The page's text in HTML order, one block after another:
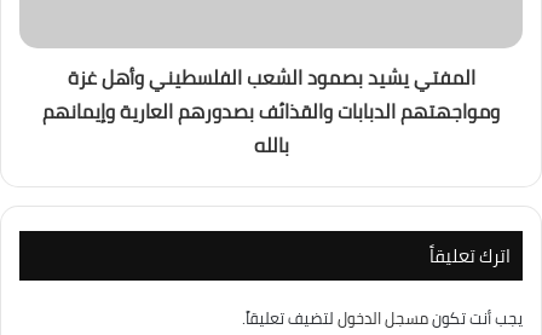
المفتي يشيد بصمود الشعب الفلسطيني وأهل غزة
ومواجهتهم الدبابات والقذائف بصدورهم العارية وإيمانهم
بالله
اترك تعليقاً
يجب أنت تكونمسجل الدخوللتضيف تعليقاً.